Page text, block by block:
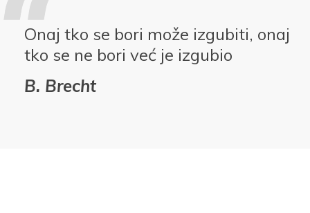
Onaj tko se bori može izgubiti, onaj
tko se ne bori već je izgubio
B. Brecht